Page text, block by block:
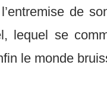
de
lequel se
le monde